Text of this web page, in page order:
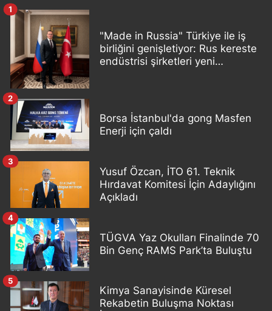
"Made in Russia" Türkiye ile iş
birliğini genişletiyor: Rus kereste
endüstrisi şirketleri yeni
1
Borsa İstanbul'da gong Masfen
Enerji için çaldı
2
Yusuf Özcan, İTO 61. Teknik
Hırdavat Komitesi İçin Adaylığını
Açıkladı
3
TÜGVA Yaz Okulları Finalinde 70
Bin Genç RAMS Park’ta Buluştu
4
Kimya Sanayisinde Küresel
Rekabetin Buluşma Noktası
5